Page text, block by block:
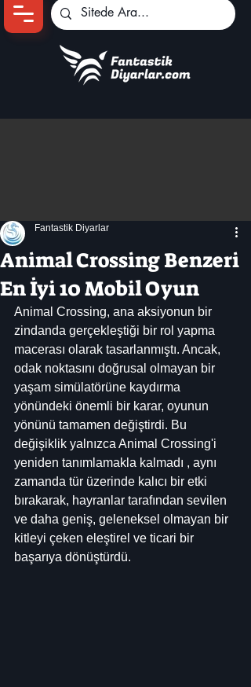
Black Desert
Dizi-Film Haberleri
Animal Crossing Benzeri
En İyi 10 Mobil Oyun
Fantastik Diyarlar
Animal Crossing, ana aksiyonun bir
zindanda gerçekleştiği bir rol yapma
macerası olarak tasarlanmıştı. Ancak,
odak noktasını doğrusal olmayan bir
yaşam simülatörüne kaydırma
yönündeki önemli bir karar, oyunun
yönünü tamamen değiştirdi. Bu
değişiklik yalnızca Animal Crossing'i
yeniden tanımlamakla kalmadı , aynı
zamanda tür üzerinde kalıcı bir etki
bırakarak, hayranlar tarafından sevilen
ve daha geniş, geleneksel olmayan bir
kitleyi çeken eleştirel ve ticari bir
başarıya dönüştürdü.